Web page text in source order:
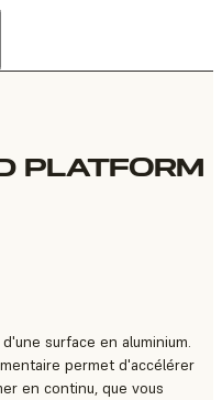
PLATFORM
surface en aluminium.
permet d'accélérer
en continu, que vous